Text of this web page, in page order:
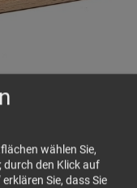
Form(min.300-
wählen Sie,
durch den Klick auf
Sie, dass Sie